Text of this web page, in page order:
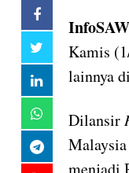
Kamis
lainnya
Dilansir